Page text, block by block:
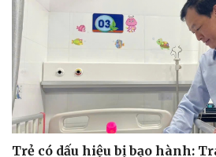
Trẻ có dấu hiệu bị bạo hành: